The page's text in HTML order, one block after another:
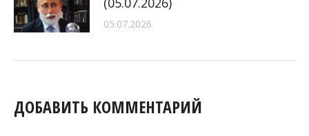
05.07.2026
ДОБАВИТЬ КОММЕНТАРИЙ